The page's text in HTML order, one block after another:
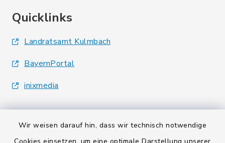
Wir weisen darauf hin, dass wir technisch notwendige
Quicklinks
Landratsamt Kulmbach
BayernPortal
inixmedia